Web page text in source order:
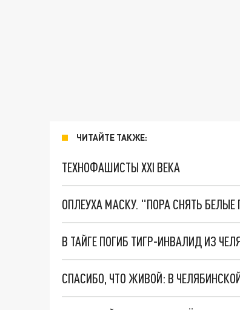
ЧИТАЙТЕ ТАКЖЕ:
ТЕХНОФАШИСТЫ XXI ВЕКА
ОПЛЕУХА МАСКУ. "ПОРА СНЯТЬ БЕЛЫЕ
В ТАЙГЕ ПОГИБ ТИГР-ИНВАЛИД ИЗ
СПАСИБО, ЧТО ЖИВОЙ: В